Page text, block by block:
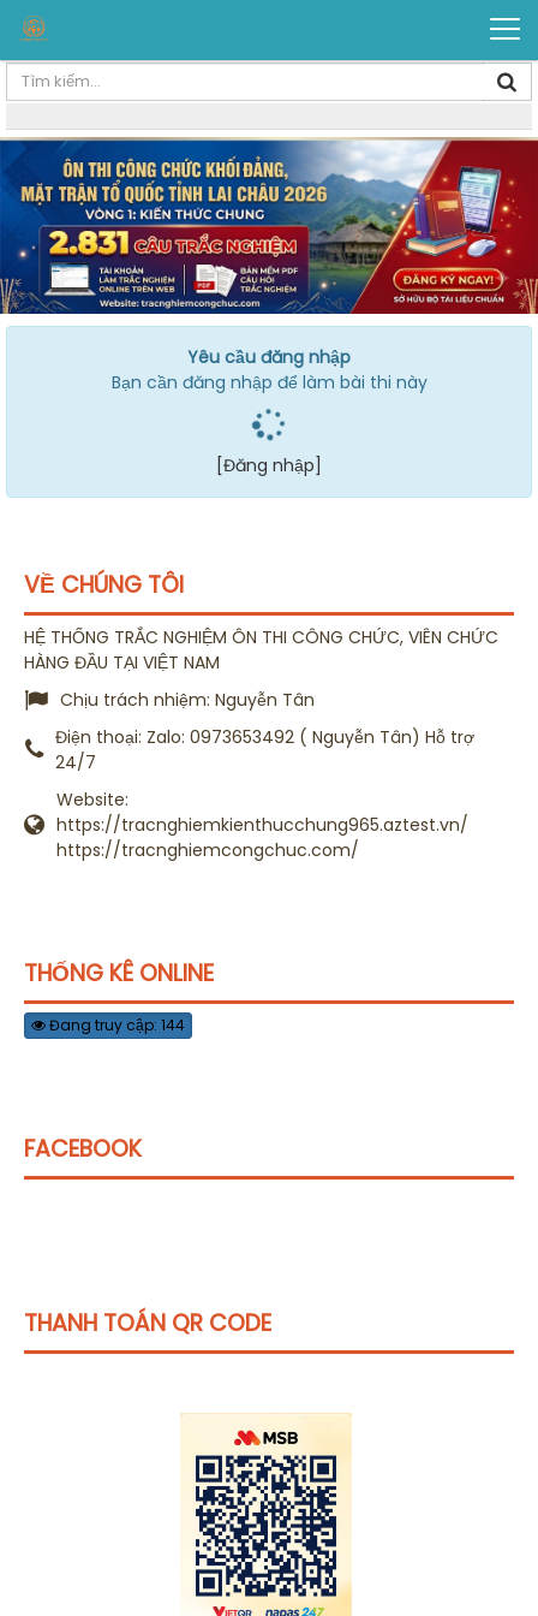
Yêu cầu đăng nhập
Bạn cần đăng nhập để làm bài thi này
[Đăng nhập]
VỀ CHÚNG TÔI
HỆ THỐNG TRẮC NGHIỆM ÔN THI CÔNG CHỨC, VIÊN CHỨC
HÀNG ĐẦU TẠI VIỆT NAM
Chịu trách nhiệm: Nguyễn Tân
Điện thoại: Zalo: 0973653492 ( Nguyễn Tân) Hỗ trợ
24/7
Website:
https://tracnghiemkienthucchung965.aztest.vn/
https://tracnghiemcongchuc.com/
THỐNG KÊ ONLINE
Đang truy cập: 144
FACEBOOK
THANH TOÁN QR CODE